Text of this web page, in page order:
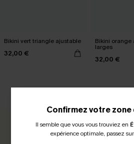
Bikini vert triangle ajustable
32,00 €
Bikini orange
larges
32,00 €
Confirmez votre zone
Il semble que vous vous trouviez en
expérience optimale, passez